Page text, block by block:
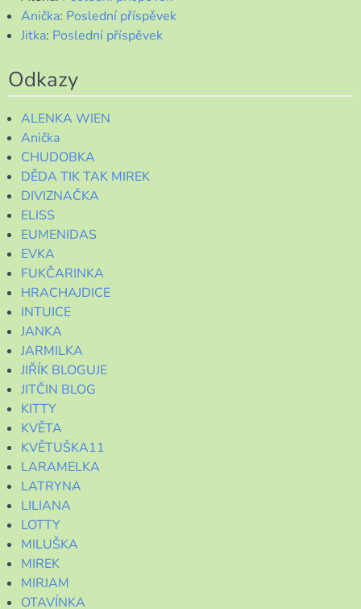
Anička: Poslední příspěvek
Jitka: Poslední příspěvek
Odkazy
ALENKA WIEN
Anička
CHUDOBKA
DĚDA TIK TAK MIREK
DIVIZNAČKA
ELISS
EUMENIDAS
EVKA
FUKČARINKA
HRACHAJDICE
INTUICE
JANKA
JARMILKA
JIŘÍK BLOGUJE
JITČIN BLOG
KITTY
KVĚTA
KVĚTUŠKA11
LARAMELKA
LATRYNA
LILIANA
LOTTY
MILUŠKA
MIREK
MIRJAM
OTAVÍNKA